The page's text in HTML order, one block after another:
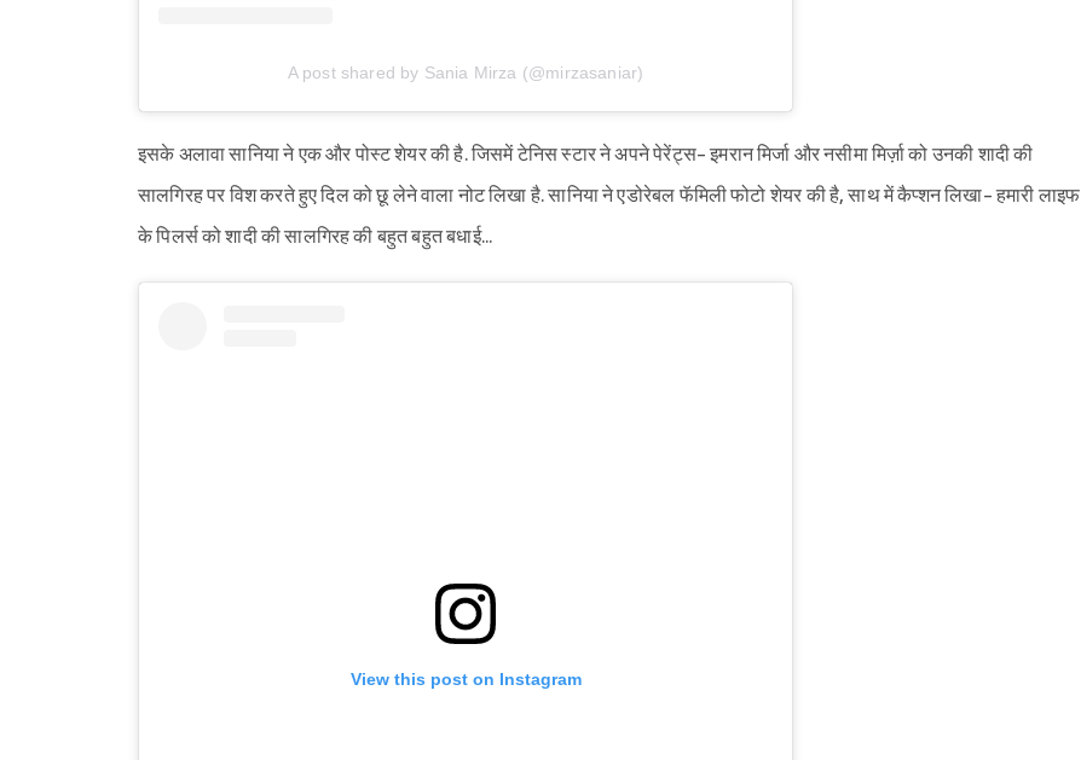
A post shared by Sania Mirza (@mirzasaniar)
इसके अलावा सानिया ने एक और पोस्ट शेयर की है. जिसमें टेनिस स्टार ने अपने पेरेंट्स- इमरान मिर्जा और नसीमा मिर्ज़ा को उनकी शादी की
सालगिरह पर विश करते हुए दिल को छू लेने वाला नोट लिखा है. सानिया ने एडोरेबल फॅमिली फोटो शेयर की है, साथ में कैप्शन लिखा- हमारी लाइफ
के पिलर्स को शादी की सालगिरह की बहुत बहुत बधाई...
View this post on Instagram